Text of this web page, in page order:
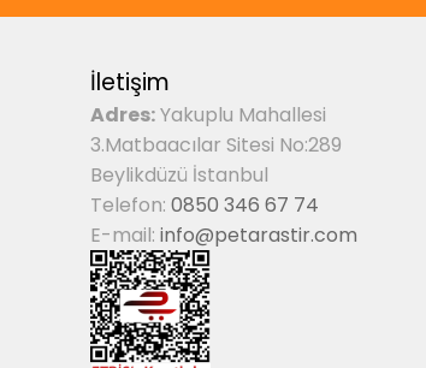
İletişim
Adres:Yakuplu Mahallesi
3.Matbaacılar Sitesi No:289
Beylikdüzü İstanbul
Telefon: 0850 346 67 74
E-mail: info@petarastir.com